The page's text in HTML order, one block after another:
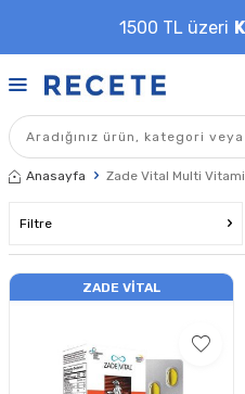
1500 TL üzeri
Anasayfa Zade Vital Multi
Filtre
ZADE VITAL